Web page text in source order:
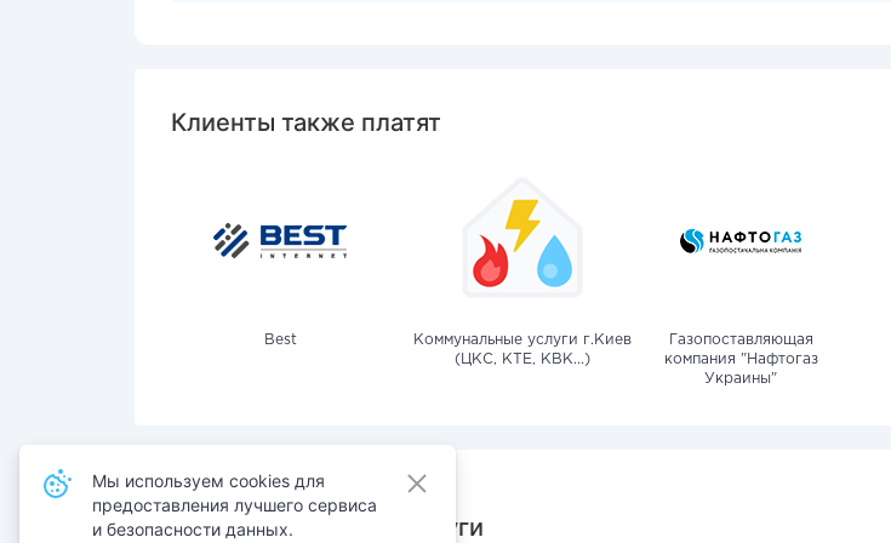
Клиенты также платят
Best
Коммунальные услуги г.Киев
(ЦКС, КТЕ, КВК...)
Газопоставляющая
компания "Нафтогаз
Украины"
Также оплачивают услуги
Мы используем cookies для
предоставления лучшего сервиса
и безопасности данных.